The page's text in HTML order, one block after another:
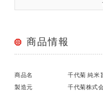
商品情報
商品名
千代菊 純米
製造元
千代菊株式